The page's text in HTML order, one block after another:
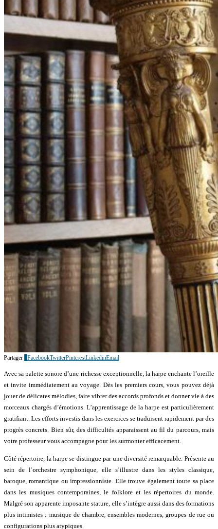
Partager FacebookTwitterPinterestLinkedinEmail
Avec sa palette sonore d’une richesse exceptionnelle, la harpe enchante l’oreille
et invite immédiatement au voyage. Dès les premiers cours, vous pouvez déjà
jouer de délicates mélodies, faire vibrer des accords profonds et donner vie à des
morceaux chargés d’émotions. L’apprentissage de la harpe est particulièrement
gratifiant. Les efforts investis dans les exercices se traduisent rapidement par des
progrès concrets. Bien sûr, des difficultés apparaissent au fil du parcours, mais
votre professeur vous accompagne pour les surmonter efficacement.
Côté répertoire, la harpe se distingue par une diversité remarquable. Présente au
sein de l’orchestre symphonique, elle s’illustre dans les styles classique,
baroque, romantique ou impressionniste. Elle trouve également toute sa place
dans les musiques contemporaines, le folklore et les répertoires du monde.
Malgré son apparente imposante stature, elle s’intègre aussi dans des formations
plus intimistes : musique de chambre, ensembles modernes, groupes de rue ou
configurations plus atypiques.